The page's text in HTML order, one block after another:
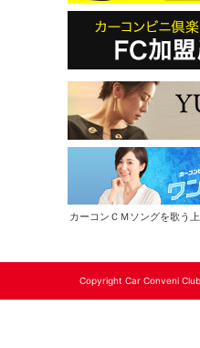
カーコンＣＭソングを歌う
Copyright Car Conveni